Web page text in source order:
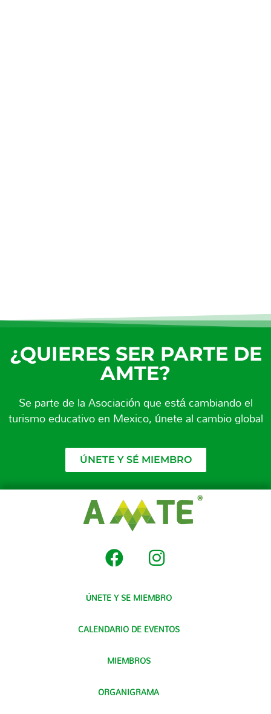
¿QUIERES SER PARTE DE
AMTE?
Se parte de la Asociación que está cambiando el
turismo educativo en Mexico, únete al cambio global
ÚNETE Y SÉ MIEMBRO
ÚNETE Y SE MIEMBRO
CALENDARIO DE EVENTOS
MIEMBROS
ORGANIGRAMA